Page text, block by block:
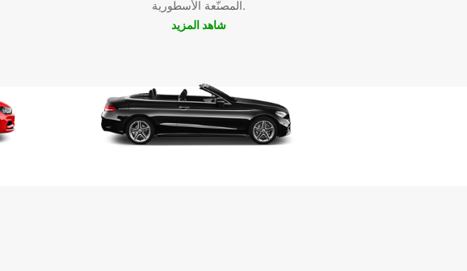
المصنّعة الأسطورية.
شاهد المزيد